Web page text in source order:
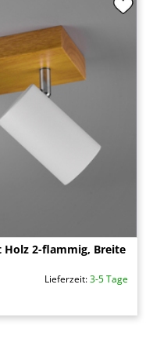
Holz 2-flammig, Breite
Lieferzeit:3-5 Tage